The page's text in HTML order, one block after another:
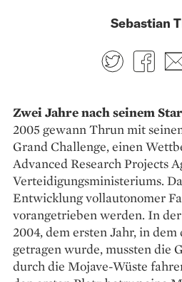
Sebastian
Twitter
Zwei Jahre nach seinem
2005 gewann Thrun mit
Grand Challenge, einen
Advanced Research Projects
Verteidigungsministeriums.
Entwicklung vollautonomer
vorangetrieben werden. In
2004, dem ersten Jahr, in
getragen wurde, mussten die
durch die Mojave-Wüste